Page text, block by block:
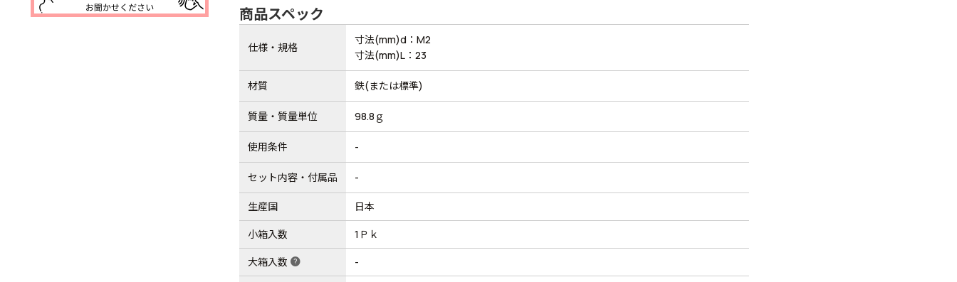
商品スペック
仕様・規格
寸法(mm)d：M2
寸法(mm)L：23
材質 鉄(または標準)
質量・質量単位 98.8ｇ
使用条件 -
セット内容・付属品 -
生産国 日本
小箱入数 1Ｐｋ
大箱入数 help -